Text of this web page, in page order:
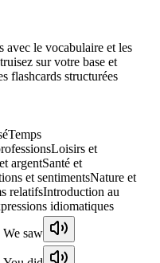
avec le vocabulaire et les
sur votre base et
flashcards structurées
Temps
Loisirs et
argentSanté et
et sentimentsNature et
relatifsIntroduction au
idiomatiques
We saw